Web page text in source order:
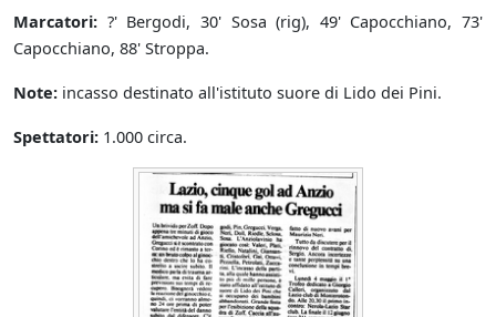
Marcatori: ?' Bergodi, 30' Sosa (rig), 49' Capocchiano, 73'
Capocchiano, 88' Stroppa.
Note: incasso destinato all'istituto suore di Lido dei Pini.
Spettatori: 1.000 circa.